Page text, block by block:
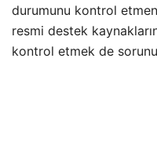
durumunu kontrol
resmi destek
kontrol etmek de